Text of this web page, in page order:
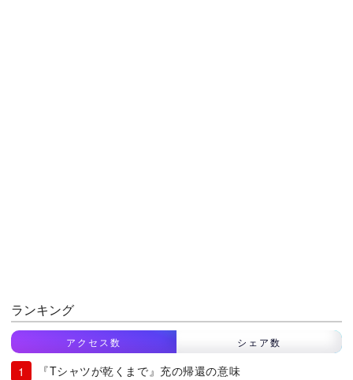
ランキング
アクセス数 シェア数
『Tシャツが乾くまで』充の帰還の意味